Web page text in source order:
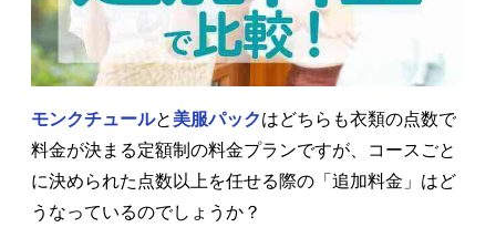
モンクチュールと 美服パックはどちらも衣類の点数で
料金が決まる定額制の料金プランですが、コースごと
に決められた点数以上を任せる際の「追加料金」はど
うなっているのでしょうか？